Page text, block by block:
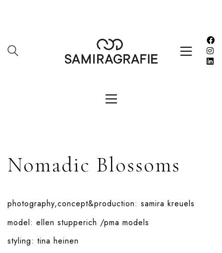
Nomadic Blossoms
photography,concept&production: samira kreuels
model: ellen stupperich /pma models
styling: tina heinen